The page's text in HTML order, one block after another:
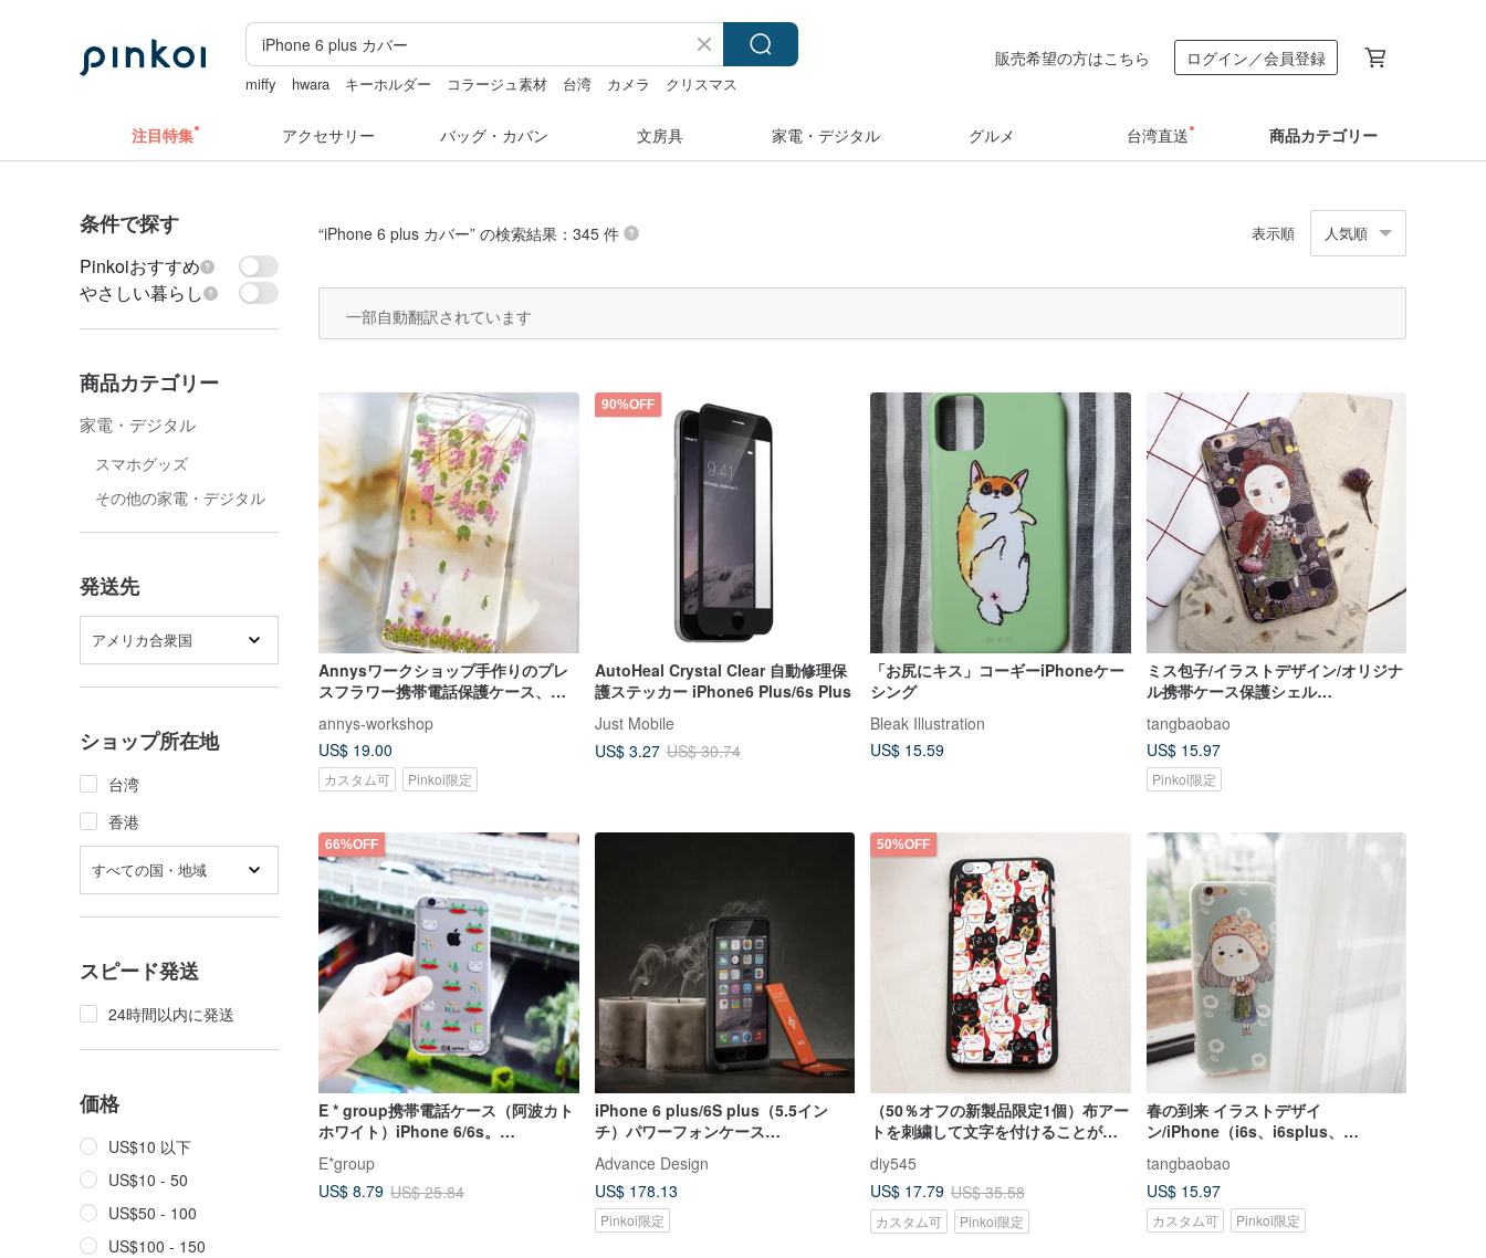
miffy hwara キーホルダー コラージュ素材 台湾 カメラ
クリスマス
販売希望の方はこちら ログイン／会員登録
注目特集 アクセサリー バッグ・カバン 文房具 家電・デジタル グルメ 台湾直送 商品カテゴリー
条件で探す
Pinkoiおすすめ
やさしい暮らし
商品カテゴリー
家電・デジタル
スマホグッズ
その他の家電・デジタル
発送先
アメリカ合衆国
ショップ所在地
台湾
香港
すべての国・地域
スピード発送
24時間以内に発送
価格
US$10 以下
US$10 - 50
US$50 - 100
US$100 - 150
“iPhone 6 plus カバー” の検索結果：345 件 表示順 人気順
一部自動翻訳されています
Annysワークショップ手作りのプレ
スフラワー携帯電話保護ケース、
に適しており、第3章が開花します
annys-workshop
US$ 19.00
カスタム可 Pinkoi限定
90%OFF
AutoHeal Crystal Clear 自動修理保
護ステッカー iPhone6 Plus/6s Plus
Just Mobile
US$ 3.27 US$ 30.74
「お尻にキス」コーギーiPhoneケー
シング
Bleak Illustration
US$ 15.59
ミス包子/イラストデザイン/オリジナ
ル携帯ケース保護シェル
ファッションレトロパターンオール
ソフトシェル/バレンタインデーギフ
ト
tangbaobao
US$ 15.97
Pinkoi限定
66%OFF
E * group携帯電話ケース（阿波カト
ホワイト）iPhone 6/6s。
E*group
US$ 8.79 US$ 25.84
iPhone 6 plus/6S plus（5.5イン
チ）パワーフォンケース
ク）
Advance Design
US$ 178.13
Pinkoi限定
50%OFF
（50％オフの新製品限定1個）布アー
トを刺繍して文字を付けることがで
iPhone（i6.i6s、
i6splus.i7.i7plus）クリエイティブ
な携帯電話ケース保護シェルラッキ
ーキャットバースデーギフト
diy545
US$ 17.79 US$ 35.58
カスタム可 Pinkoi限定
春の到来 イラストデザイ
ン/iPhone（i6s、i6splus、
ケース保護ケース ホリデーギフ
ト/Miss Baozi
tangbaobao
US$ 15.97
カスタム可 Pinkoi限定